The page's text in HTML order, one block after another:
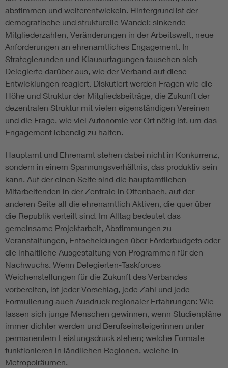
abstimmen und weiterentwickeln. Hintergrund ist der
demografische und strukturelle Wandel: sinkende
Mitgliederzahlen, Veränderungen in der Arbeitswelt, neue
Anforderungen an ehrenamtliches Engagement. In
Strategierunden und Klausurtagungen tauschen sich
Delegierte darüber aus, wie der Verband auf diese
Entwicklungen reagiert. Diskutiert werden Fragen wie die
Höhe und Struktur der Mitgliedsbeiträge, die Zukunft der
dezentralen Struktur mit vielen eigenständigen Vereinen
und die Frage, wie viel Autonomie vor Ort nötig ist, um das
Engagement lebendig zu halten.
Hauptamt und Ehrenamt stehen dabei nicht in Konkurrenz,
sondern in einem Spannungsverhältnis, das produktiv sein
kann. Auf der einen Seite sind die hauptamtlichen
Mitarbeitenden in der Zentrale in Offenbach, auf der
anderen Seite all die ehrenamtlich Aktiven, die quer über
die Republik verteilt sind. Im Alltag bedeutet das
gemeinsame Projektarbeit, Abstimmungen zu
Veranstaltungen, Entscheidungen über Förderbudgets oder
die inhaltliche Ausgestaltung von Programmen für den
Nachwuchs. Wenn Delegierten-Taskforces
Weichenstellungen für die Zukunft des Verbandes
vorbereiten, ist jeder Vorschlag, jede Zahl und jede
Formulierung auch Ausdruck regionaler Erfahrungen: Wie
lassen sich junge Menschen gewinnen, wenn Studienpläne
immer dichter werden und Berufseinsteigerinnen unter
permanentem Leistungsdruck stehen; welche Formate
funktionieren in ländlichen Regionen, welche in
Metropolräumen.